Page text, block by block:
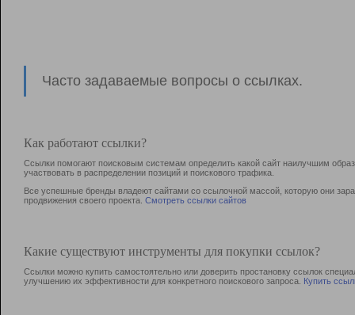
Часто задаваемые вопросы о ссылках.
Как работают ссылки?
Ссылки помогают поисковым системам определить какой сайт наилучшим
участвовать в раcпределении позиций и поискового трафика.
Все успешные бренды владеют сайтами со ссылочной массой, которую они
продвижения своего проекта. Смотреть ссылки сайтов
Какие существуют инструменты для покупки ссылок?
Ссылки можно купить самостоятельно или доверить простановку ссылок
улучшению их эффективности для конкретного поискового запроса. Купить